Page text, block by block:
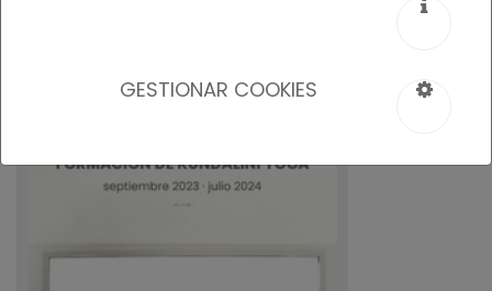
GESTIONAR COOKIES